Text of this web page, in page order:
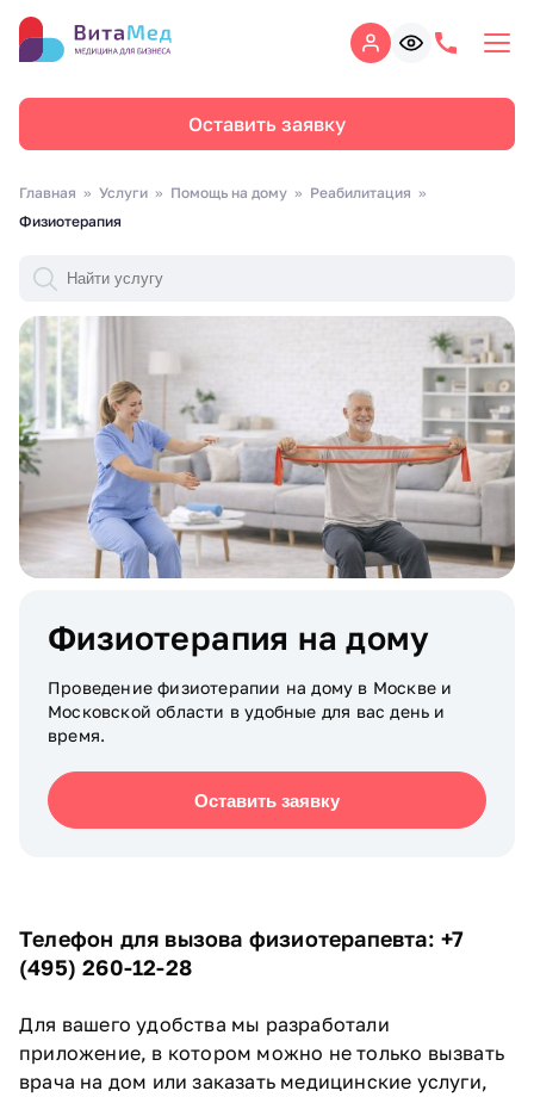
Оставить заявку
Главная Услуги Помощь на дому
Реабилитация
Физиотерапия
Физиотерапия на дому
Проведение физиотерапии на дому в Москве и
Московской области в удобные для вас день и
время.
Оставить заявку
Телефон для вызова физиотерапевта: +7
(495) 260-12-28
Для вашего удобства мы разработали
приложение, в котором можно не только вызвать
врача на дом или заказать медицинские услуги,